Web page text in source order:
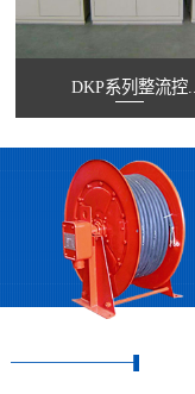
DKP系列整流控...